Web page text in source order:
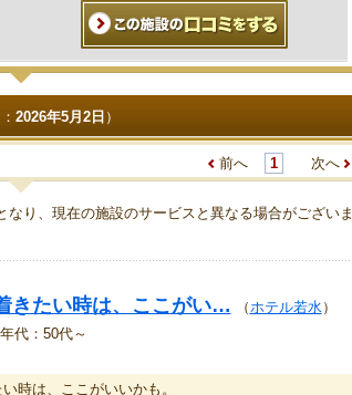
2026年5月2日 ）
前へ 1 次へ
り、現在の施設のサービスと異なる場合がございま
きたい時は、ここがい… （ホテル若水）
代：50代～
時は、ここがいいかも。